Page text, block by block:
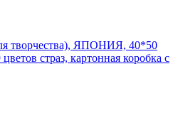
творчества), ЯПОНИЯ, 40*50
страз, картонная коробка с